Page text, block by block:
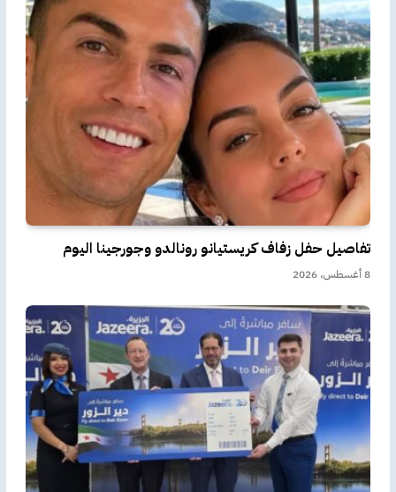
تفاصيل حفل زفاف كريستيانو رونالدو وجورجينا اليوم
8 أغسطس، 2026